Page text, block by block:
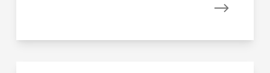
Mehr